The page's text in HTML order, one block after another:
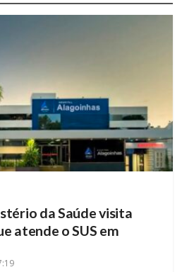
da Saúde visita
atende o SUS em